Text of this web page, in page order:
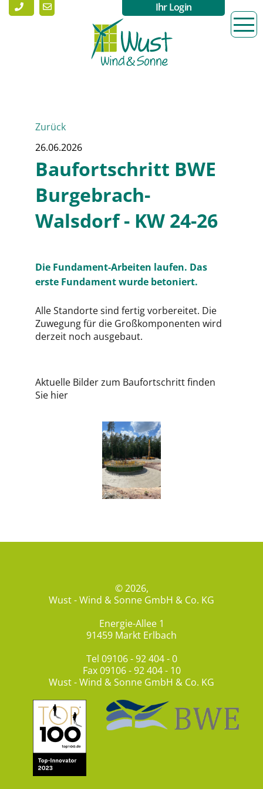
Ihr Login
Zurück
26.06.2026
Baufortschritt BWE
Burgebrach-
Walsdorf - KW 24-26
Die Fundament-Arbeiten laufen. Das
erste Fundament wurde betoniert.
Alle Standorte sind fertig vorbereitet. Die
Zuwegung für die Großkomponenten wird
derzeit noch ausgebaut.
Aktuelle Bilder zum Baufortschritt finden
Sie hier
© 2026,
Wust - Wind & Sonne GmbH & Co. KG
Energie-Allee 1
91459 Markt Erlbach
Tel 09106 - 92 404 - 0
Fax 09106 - 92 404 - 10
Wust - Wind & Sonne GmbH & Co. KG